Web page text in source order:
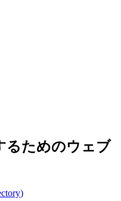
るためのウェブ
)